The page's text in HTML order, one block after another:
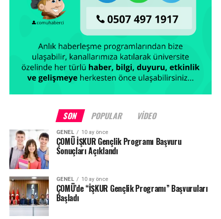
SON POPULAR VIDEO
GENEL 10 ay önce
ÇOMÜ İŞKUR Gençlik Programı Başvuru
Sonuçları Açıklandı
GENEL 10 ay önce
ÇOMÜ’de “İŞKUR Gençlik Programı” Başvuruları
Başladı